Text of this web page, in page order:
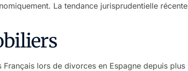
La tendance jurisprudentielle récente
lors de divorces en Espagne depuis plus